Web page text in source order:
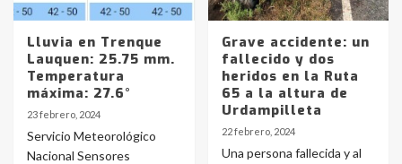
Lluvia en Trenque
Lauquen: 25.75 mm.
Temperatura
máxima: 27.6°
23 febrero, 2024
Servicio Meteorológico
Nacional Sensores
Grave accidente: un
fallecido y dos
heridos en la Ruta
65 a la altura de
Urdampilleta
22 febrero, 2024
Una persona fallecida y al